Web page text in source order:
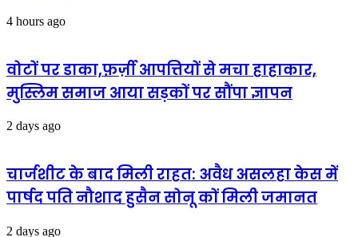
4 hours ago
वोटों पर डाका,फ़र्ज़ी आपत्तियों से मचा हाहाकार,
मुस्लिम समाज आया सड़कों पर सौंपा ज्ञापन
2 days ago
चार्जशीट के बाद मिली राहत: अवैध असलहा केस में
पार्षद पति नौशाद हुसैन सोनू कों मिली जमानत
2 days ago